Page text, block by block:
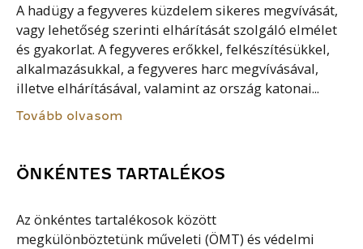
A hadügy a fegyveres küzdelem sikeres megvívását,
vagy lehetőség szerinti elhárítását szolgáló elmélet
és gyakorlat. A fegyveres erőkkel, felkészítésükkel,
alkalmazásukkal, a fegyveres harc megvívásával,
illetve elhárításával, valamint az ország katonai...
Tovább olvasom
ÖNKÉNTES TARTALÉKOS
Az önkéntes tartalékosok között
megkülönböztetünk műveleti (ÖMT) és védelmi